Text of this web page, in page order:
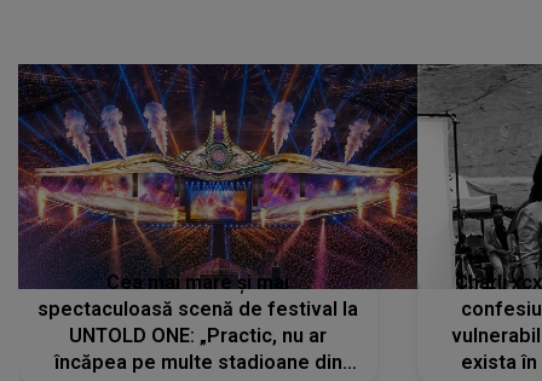
Cea mai mare și mai
spectaculoasă scenă de festival la
UNTOLD ONE: „Practic, nu ar
încăpea pe multe stadioane din
Charli
exista